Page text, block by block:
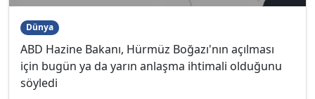
Dünya
ABD Hazine Bakanı, Hürmüz Boğazı'nın açılması
için bugün ya da yarın anlaşma ihtimali olduğunu
söyledi